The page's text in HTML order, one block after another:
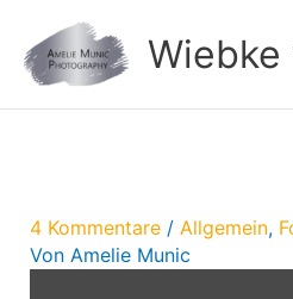
Inhalt
springen
4 Kommentare / Allgemein,
Von Amelie Munic